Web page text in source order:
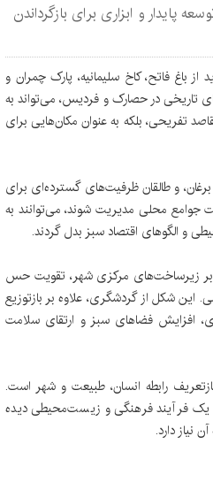
پایدار و ابزاری برای بازگرداندن
باغ فاتح، کاخ سلیمانیه، پارک چمران و
تاریخی در حصارک و فردیس، می‌تواند به
تفریحی، بلکه به عنوان مکان‌هایی برای
برغان، و طالقان ظرفیت‌های گسترده‌ای برای
جوامع محلی مدیریت شوند، می‌توانند به
و الگوهای اقتصاد سبز بدل گردند.
زیرساخت‌های مرکزی شهر، تقویت حس
شکل از گردشگری، علاوه بر بازتوزیع
افزایش فضاهای سبز و ارتقای سلامت
رابطه انسان، طبیعت و شهر است.
یک فرآیند فرهنگی و زیست‌محیطی دیده
نیاز دارد.